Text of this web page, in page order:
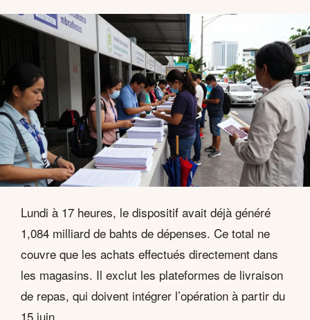
Lundi à 17 heures, le dispositif avait déjà généré
1,084 milliard de bahts de dépenses. Ce total ne
couvre que les achats effectués directement dans
les magasins. Il exclut les plateformes de livraison
de repas, qui doivent intégrer l’opération à partir du
15 juin.